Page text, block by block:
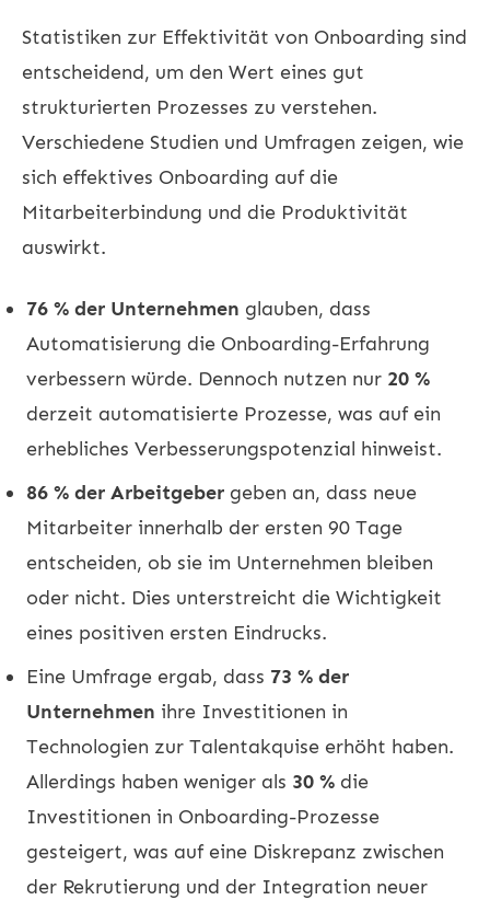
Statistiken zur Effektivität von Onboarding sind
entscheidend, um den Wert eines gut
strukturierten Prozesses zu verstehen.
Verschiedene Studien und Umfragen zeigen, wie
sich effektives Onboarding auf die
Mitarbeiterbindung und die Produktivität
auswirkt.
76 % der Unternehmen glauben, dass
Automatisierung die Onboarding-Erfahrung
verbessern würde. Dennoch nutzen nur 20 %
derzeit automatisierte Prozesse, was auf ein
erhebliches Verbesserungspotenzial hinweist.
86 % der Arbeitgeber geben an, dass neue
Mitarbeiter innerhalb der ersten 90 Tage
entscheiden, ob sie im Unternehmen bleiben
oder nicht. Dies unterstreicht die Wichtigkeit
eines positiven ersten Eindrucks.
Eine Umfrage ergab, dass 73 % der
Unternehmen ihre Investitionen in
Technologien zur Talentakquise erhöht haben.
Allerdings haben weniger als 30 % die
Investitionen in Onboarding-Prozesse
gesteigert, was auf eine Diskrepanz zwischen
der Rekrutierung und der Integration neuer